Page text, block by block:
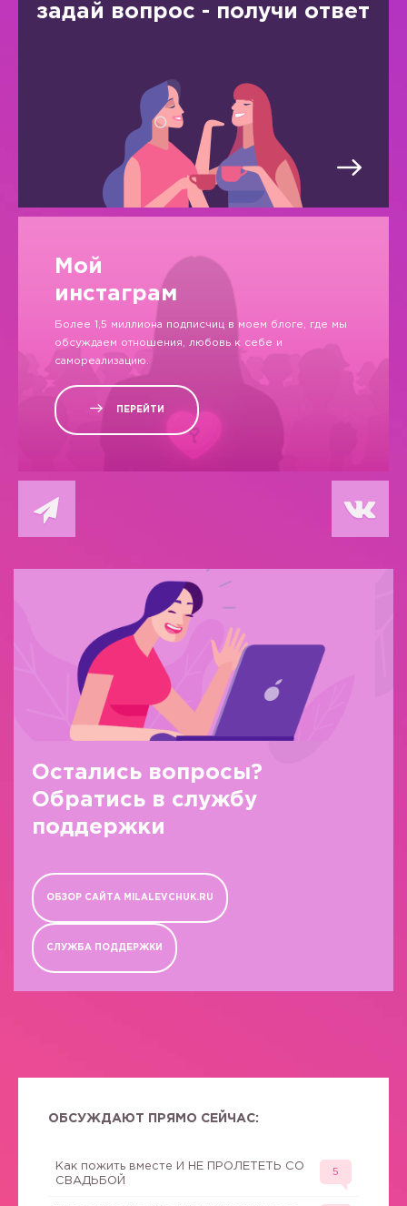
задай вопрос - получи ответ
Мой
инстаграм
Более 1,5 миллиона подписчиц в моем блоге, где мы
обсуждаем отношения, любовь к себе и
самореализацию.
ПЕРЕЙТИ
Остались вопросы?
Обратись в службу
поддержки
ОБЗОР САЙТА MILALEVCHUK.RU
СЛУЖБА ПОДДЕРЖКИ
ОБСУЖДАЮТ ПРЯМО СЕЙЧАС:
Как пожить вместе И НЕ ПРОЛЕТЕТЬ СО
СВАДЬБОЙ
5